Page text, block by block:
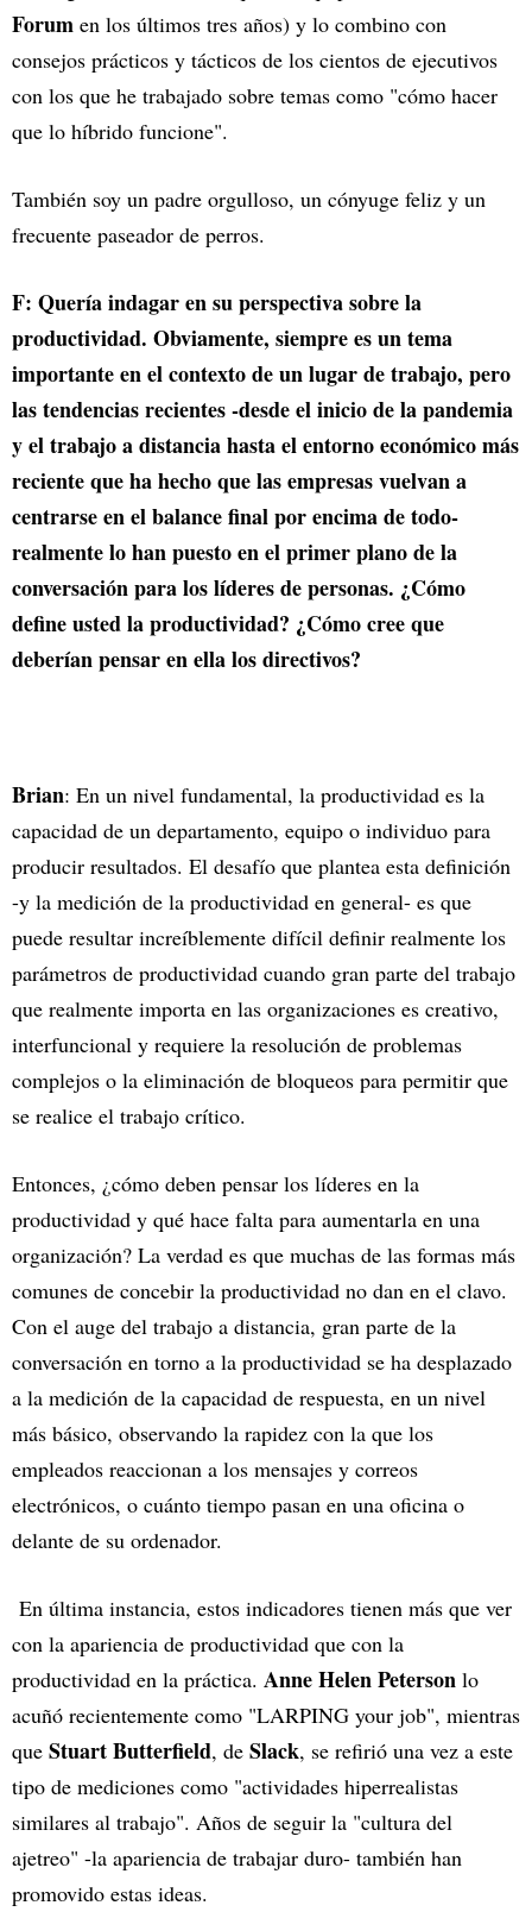
Forum en los últimos tres años) y lo combino con
consejos prácticos y tácticos de los cientos de ejecutivos
con los que he trabajado sobre temas como "cómo hacer
que lo híbrido funcione".
También soy un padre orgulloso, un cónyuge feliz y un
frecuente paseador de perros.
F: Quería indagar en su perspectiva sobre la
productividad. Obviamente, siempre es un tema
importante en el contexto de un lugar de trabajo, pero
las tendencias recientes -desde el inicio de la pandemia
y el trabajo a distancia hasta el entorno económico más
reciente que ha hecho que las empresas vuelvan a
centrarse en el balance final por encima de todo-
realmente lo han puesto en el primer plano de la
conversación para los líderes de personas. ¿Cómo
define usted la productividad? ¿Cómo cree que
deberían pensar en ella los directivos?
Brian: En un nivel fundamental, la productividad es la
capacidad de un departamento, equipo o individuo para
producir resultados. El desafío que plantea esta definición
-y la medición de la productividad en general- es que
puede resultar increíblemente difícil definir realmente los
parámetros de productividad cuando gran parte del trabajo
que realmente importa en las organizaciones es creativo,
interfuncional y requiere la resolución de problemas
complejos o la eliminación de bloqueos para permitir que
se realice el trabajo crítico.
Entonces, ¿cómo deben pensar los líderes en la
productividad y qué hace falta para aumentarla en una
organización? La verdad es que muchas de las formas más
comunes de concebir la productividad no dan en el clavo.
Con el auge del trabajo a distancia, gran parte de la
conversación en torno a la productividad se ha desplazado
a la medición de la capacidad de respuesta, en un nivel
más básico, observando la rapidez con la que los
empleados reaccionan a los mensajes y correos
electrónicos, o cuánto tiempo pasan en una oficina o
delante de su ordenador.
En última instancia, estos indicadores tienen más que ver
con la apariencia de productividad que con la
productividad en la práctica. Anne Helen Peterson lo
acuñó recientemente como "LARPING your job", mientras
que Stuart Butterfield, de Slack, se refirió una vez a este
tipo de mediciones como "actividades hiperrealistas
similares al trabajo". Años de seguir la "cultura del
ajetreo" -la apariencia de trabajar duro- también han
promovido estas ideas.